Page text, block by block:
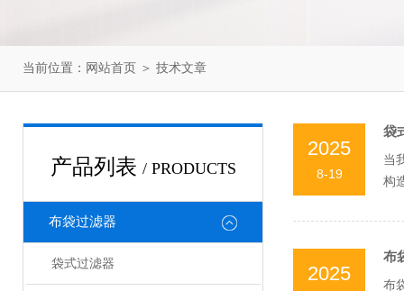
当前位置： 网站首页 ＞ 技术文章
产品列表 / PRODUCTS
布袋过滤器
袋式过滤器
2025
8-19
袋
当
构
2025
布
布